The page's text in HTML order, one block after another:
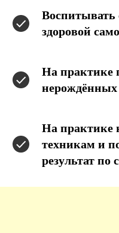
Воспитывать
здоровой
На практике
нерождённых
На практике
техникам и
результат по